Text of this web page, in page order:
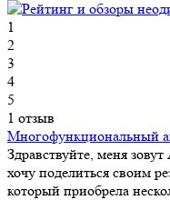
1
2
3
4
5
1 отзыв
Многофункциональный
Здравствуйте, меня
хочу поделиться своим
который приобрела